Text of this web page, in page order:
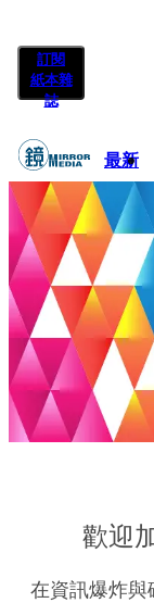
訂閱
紙本雜
誌
最新
歡迎
在資訊爆炸